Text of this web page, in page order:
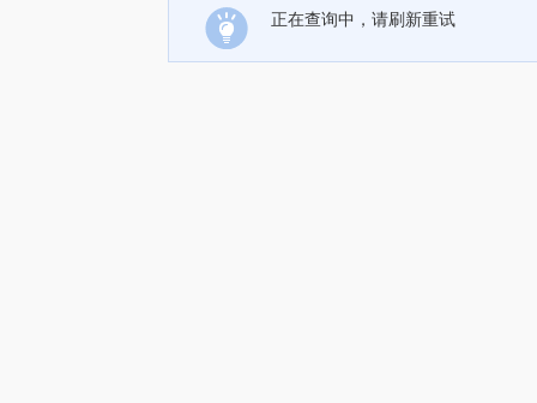
正在查询中，请刷新重试